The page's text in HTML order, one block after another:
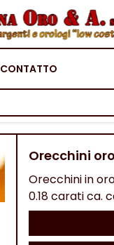
CONTATTO
Orecchini
Orecchini in
0.18 carati ca.